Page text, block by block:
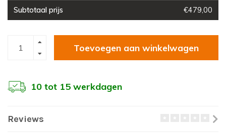
Subtotaal prijs €479,00
Toevoegen aan winkelwagen
10 tot 15 werkdagen
Reviews